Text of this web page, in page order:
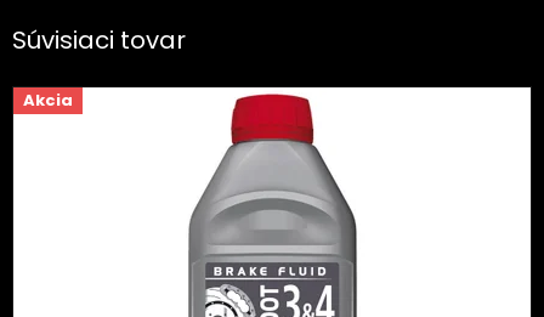
Súvisiaci tovar
Akcia